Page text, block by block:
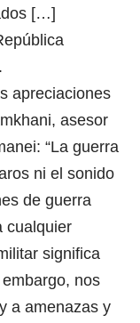
[…]
apreciaciones
asesor
“La guerra
ni el sonido
de guerra
cualquier
significa
nos
a amenazas y